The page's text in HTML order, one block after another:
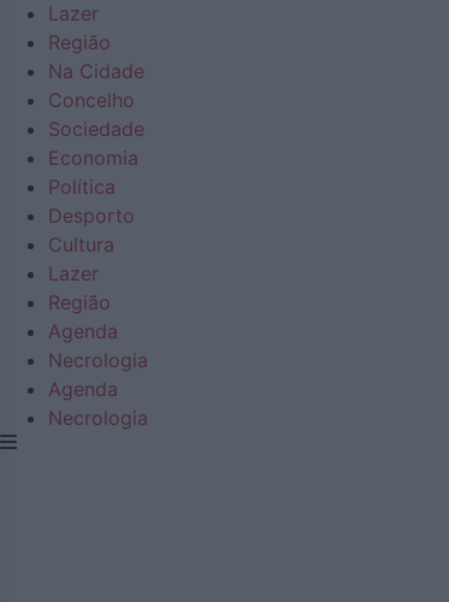
Lazer
Região
Na Cidade
Concelho
Sociedade
Economia
Política
Desporto
Cultura
Lazer
Região
Agenda
Necrologia
Agenda
Necrologia